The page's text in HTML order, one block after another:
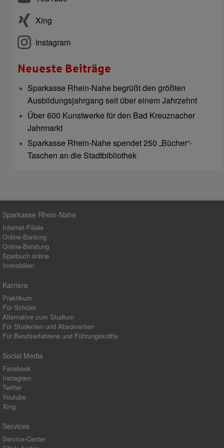
Xing
Instagram
Neueste Beiträge
Sparkasse Rhein-Nahe begrüßt den größten
Ausbildungsjahrgang seit über einem Jahrzehnt
Über 600 Kunstwerke für den Bad Kreuznacher
Jahrmarkt
Sparkasse Rhein-Nahe spendet 250 „Bücher“-
Taschen an die Stadtbibliothek
Sparkasse Rhein-Nahe
Internet-Filiale
Online-Banking
Online-Beratung
Sparbuch online
Immobilien
Karriere
Praktikum
Für Schüler
Alternative zum Studium
Für Studenten und Absolventen
Für Berufserfahrene und Führungskräfte
Social Media
Facebook
Instagram
Twitter
Youtube
Xing
Services
Service-Center